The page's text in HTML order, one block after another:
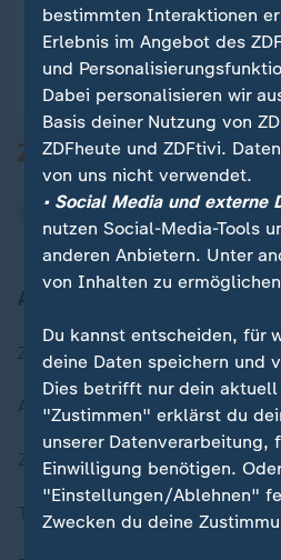
Zuletzt veröffentlicht
Aktuelle Sendungs-Videos
ZDFheute Stories
Themen im Überblick
bestimmten Interaktionen
Erlebnis im Angebot des
und
Dabei personalisieren wir
Basis deiner Nutzung von
ZDFheute und ZDFtivi.
von uns nicht verwendet.
• Social Media und externe
nutzen Social-Media-Tools
anderen Anbietern. Unter
von Inhalten zu
Du kannst entscheiden, für
deine Daten speichern und
Dies betrifft nur dein
"Zustimmen" erklärst du
unserer Datenverarbeitung,
Einwilligung benötigen.
"Einstellungen/Ablehnen"
Zwecken du deine